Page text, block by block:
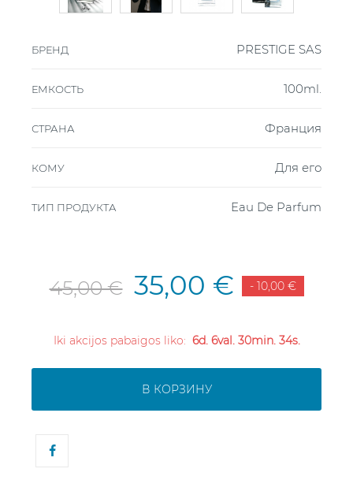
БРЕНД PRESTIGE SAS
ЕМКОСТЬ 100ml.
СТРАНА Франция
КОМУ Для его
ТИП ПРОДУКТА Eau De Parfum
45,00 € 35,00 € - 10,00 €
Iki akcijos pabaigos liko: 6d. 6val. 30min. 33s.
В КОРЗИНУ